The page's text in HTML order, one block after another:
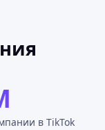
в TikTok